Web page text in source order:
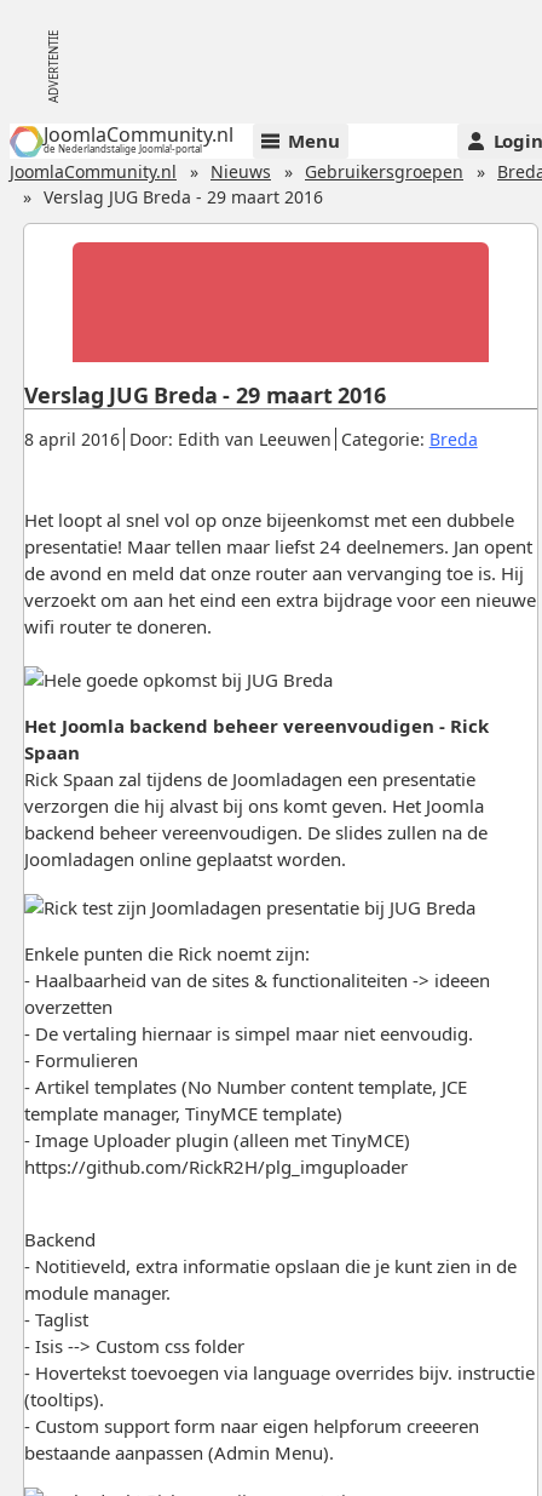
JoomlaCommunity.nl
de Nederlandstalige Joomla!-portal Menu Login
JoomlaCommunity.nl Nieuws Gebruikersgroepen
Verslag JUG Breda - 29 maart 2016
Gepubliceerd:
8 april 2016. Door: Edith van Leeuwen. Categorie: Breda.
Verslag JUG Breda - 29 maart 2016
Het loopt al snel vol op onze bijeenkomst met een dubbele
presentatie! Maar tellen maar liefst 24 deelnemers. Jan opent
de avond en meld dat onze router aan vervanging toe is. Hij
verzoekt om aan het eind een extra bijdrage voor een nieuwe
wifi router te doneren.
Het Joomla backend beheer vereenvoudigen - Rick
Spaan
Rick Spaan zal tijdens de Joomladagen een presentatie
verzorgen die hij alvast bij ons komt geven. Het Joomla
backend beheer vereenvoudigen. De slides zullen na de
Joomladagen online geplaatst worden.
Enkele punten die Rick noemt zijn:
- Haalbaarheid van de sites & functionaliteiten -> ideeen
overzetten
- De vertaling hiernaar is simpel maar niet eenvoudig.
- Formulieren
- Artikel templates (No Number content template, JCE
template manager, TinyMCE template)
- Image Uploader plugin (alleen met TinyMCE)
https://github.com/RickR2H/plg_imguploader
Backend
- Notitieveld, extra informatie opslaan die je kunt zien in de
module manager.
- Taglist
- Isis --> Custom css folder
- Hovertekst toevoegen via language overrides bijv. instructie
(tooltips).
- Custom support form naar eigen helpforum creeeren
bestaande aanpassen (Admin Menu).